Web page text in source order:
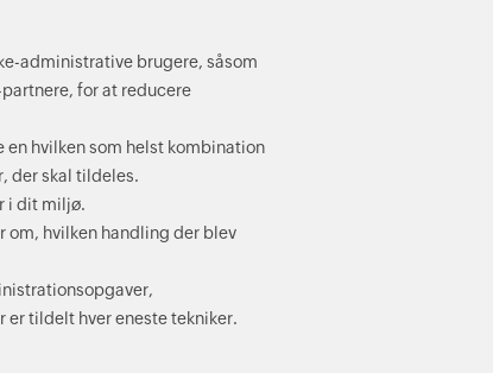
administrative brugere, såsom
for at reducere
hvilken som helst kombination
der skal tildeles.
i dit miljø.
hvilken handling der blev
tildelt hver eneste tekniker.